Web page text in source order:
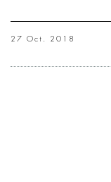
27 Oct. 2018